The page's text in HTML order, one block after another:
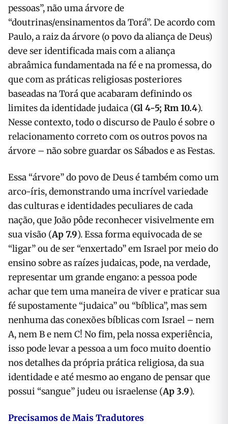
pessoas”, não uma árvore de
“doutrinas/ensinamentos da Torá”. De acordo com
Paulo, a raiz da árvore (o povo da aliança de Deus)
deve ser identificada mais com a aliança
abraâmica fundamentada na fé e na promessa, do
que com as práticas religiosas posteriores
baseadas na Torá que acabaram definindo os
limites da identidade judaica (Gl 4-5; Rm 10.4).
Nesse contexto, todo o discurso de Paulo é sobre o
relacionamento correto com os outros povos na
árvore – não sobre guardar os Sábados e as Festas.
Essa “árvore” do povo de Deus é também como um
arco-íris, demonstrando uma incrível variedade
das culturas e identidades peculiares de cada
nação, que João pôde reconhecer visivelmente em
sua visão (Ap 7.9). Essa forma equivocada de se
“ligar” ou de ser “enxertado” em Israel por meio do
ensino sobre as raízes judaicas, pode, na verdade,
representar um grande engano: a pessoa pode
achar que tem uma maneira de viver e praticar sua
fé supostamente “judaica” ou “bíblica”, mas sem
nenhuma das conexões bíblicas com Israel – nem
A, nem B e nem C! No fim, pela nossa experiência,
isso pode levar a pessoa a um foco muito doentio
nos detalhes da própria prática religiosa, da sua
identidade e até mesmo ao engano de pensar que
possui “sangue” judeu ou israelense (Ap 3.9).
Precisamos de Mais Tradutores